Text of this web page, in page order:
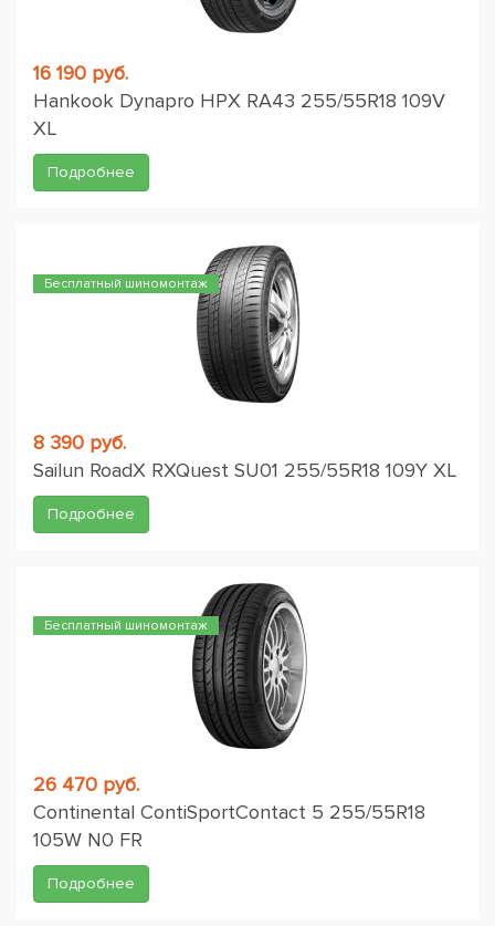
16 190 руб.
Hankook Dynapro HPX RA43 255/55R18 109V
XL
Подробнее
Бесплатный шиномонтаж
8 390 руб.
Sailun RoadX RXQuest SU01 255/55R18 109Y XL
Подробнее
Бесплатный шиномонтаж
26 470 руб.
Continental ContiSportContact 5 255/55R18
105W N0 FR
Подробнее